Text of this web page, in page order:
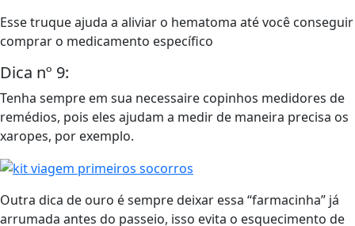
Esse truque ajuda a aliviar o hematoma até você conseguir
comprar o medicamento específico
Dica nº 9:
Tenha sempre em sua necessaire copinhos medidores de
remédios, pois eles ajudam a medir de maneira precisa os
xaropes, por exemplo.
Outra dica de ouro é sempre deixar essa “farmacinha” já
arrumada antes do passeio, isso evita o esquecimento de